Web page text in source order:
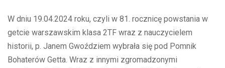
W dniu 19.04.2024 roku, czyli w 81. rocznicę powstania w
getcie warszawskim klasa 2TF wraz z nauczycielem
historii, p. Janem Gwoździem wybrała się pod Pomnik
Bohaterów Getta. Wraz z innymi zgromadzonymi